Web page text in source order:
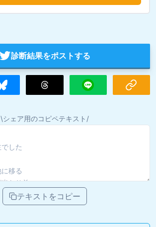
診断結果をポストする
\シェア用のコピペテキスト/
テキストをコピー